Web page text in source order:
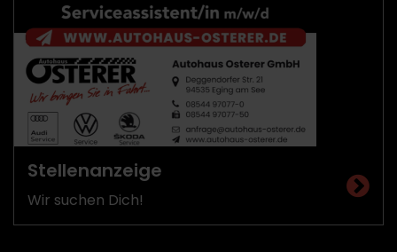
Stellenanzeige
Wir suchen Dich!